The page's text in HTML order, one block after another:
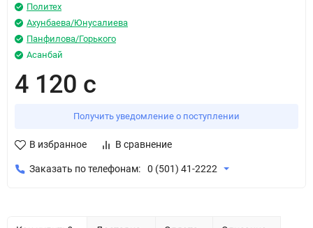
Политех
Ахунбаева/Юнусалиева
Панфилова/Горького
Асанбай
4 120 с
Получить уведомление о поступлении
В избранное В сравнение
Заказать по телефонам: 0 (501) 41-2222